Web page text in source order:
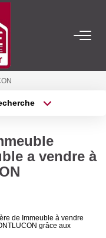
min
a vendre à
de Immeuble à vendre
grâce aux